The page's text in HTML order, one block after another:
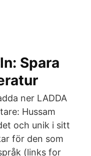
Spara
ner LADDA
Hussam
och unik i sitt
för den som
(links for